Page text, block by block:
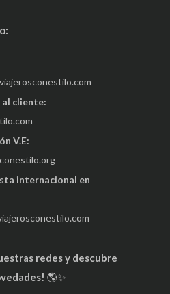
al cliente:
V.E:
internacional en
redes y descubre
🌎✨